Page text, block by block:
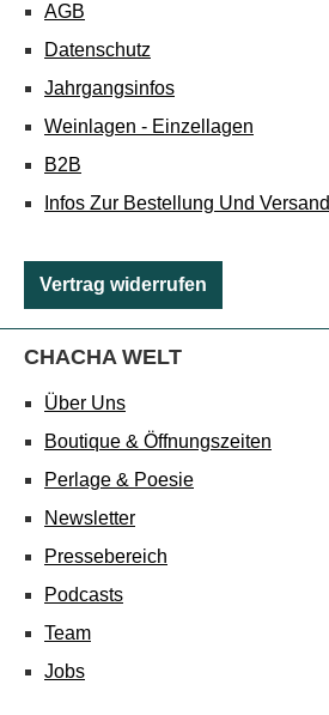
AGB
Datenschutz
Jahrgangsinfos
Weinlagen - Einzellagen
B2B
Infos Zur Bestellung Und Versand
Vertrag widerrufen
CHACHA WELT
Über Uns
Boutique & Öffnungszeiten
Perlage & Poesie
Newsletter
Pressebereich
Podcasts
Team
Jobs